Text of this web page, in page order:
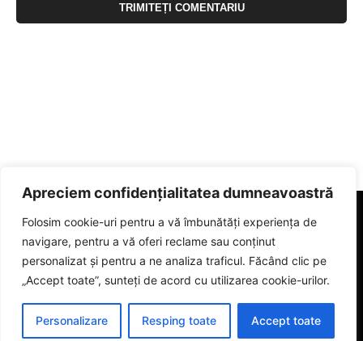
Apreciem confidențialitatea dumneavoastră
Folosim cookie-uri pentru a vă îmbunătăți experiența de
navigare, pentru a vă oferi reclame sau conținut
personalizat și pentru a ne analiza traficul. Făcând clic pe
„Accept toate”, sunteți de acord cu utilizarea cookie-urilor.
Personalizare Resping toate Accept toate
© 2023 eGorj.ro. Toate drepturile sunt rezervate.